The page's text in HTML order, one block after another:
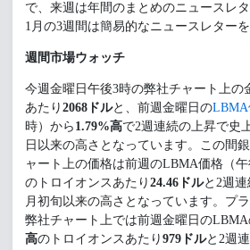
で、来週は年間のまとめのニュースレ
1月の3週間は簡易的なニュースレターを
週間市場ウォッチ
今週金曜日午後3時の弊社チャート上の
あたり 2068ドルと、前週金曜日のLBMA
時）から 1.79%高で2週連続の上昇で史
日以来の高さとなっています。この間
ャート上の価格は前週のLBMA価格（午
のトロイオンスあたり 24.46ドルと2週
月初旬以来の高さとなっています。プ
弊社チャート上では前週金曜日のLBMA
高のトロイオンスあたり 979ドルと2週